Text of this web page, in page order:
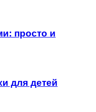
просто и
для детей